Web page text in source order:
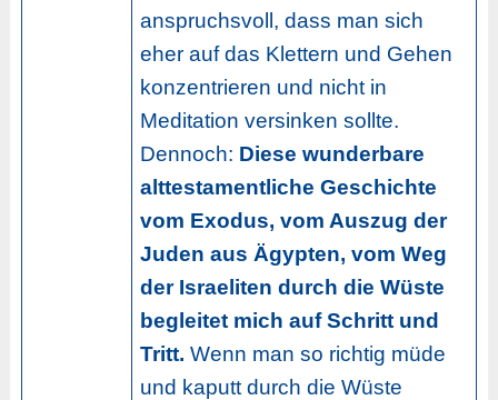
anspruchsvoll, dass man sich
eher auf das Klettern und Gehen
konzentrieren und nicht in
Meditation versinken sollte.
Dennoch: Diese wunderbare
alttestamentliche Geschichte
vom Exodus, vom Auszug der
Juden aus Ägypten, vom Weg
der Israeliten durch die Wüste
begleitet mich auf Schritt und
Tritt. Wenn man so richtig müde
und kaputt durch die Wüste